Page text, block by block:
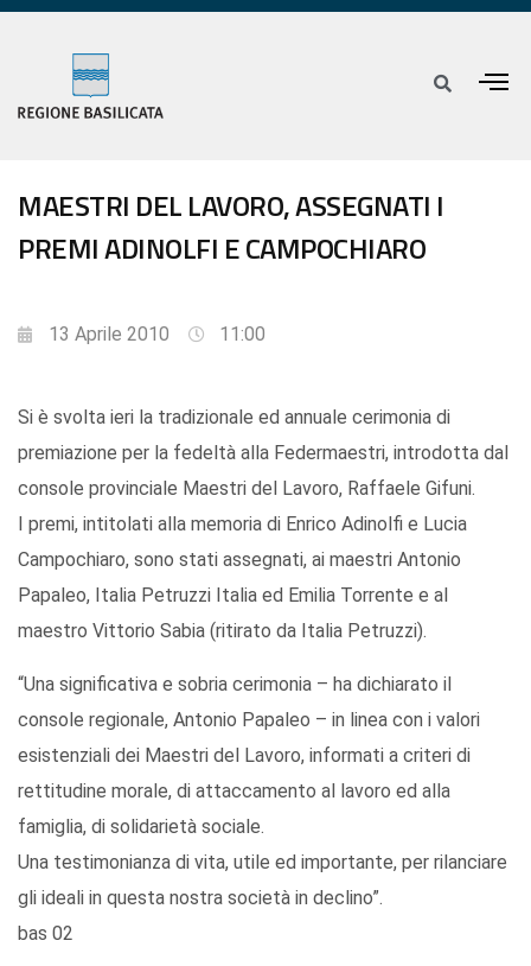
MAESTRI DEL LAVORO, ASSEGNATI I
PREMI ADINOLFI E CAMPOCHIARO
13 Aprile 2010 11:00
Si è svolta ieri la tradizionale ed annuale cerimonia di
premiazione per la fedeltà alla Federmaestri, introdotta dal
console provinciale Maestri del Lavoro, Raffaele Gifuni.
I premi, intitolati alla memoria di Enrico Adinolfi e Lucia
Campochiaro, sono stati assegnati, ai maestri Antonio
Papaleo, Italia Petruzzi Italia ed Emilia Torrente e al
maestro Vittorio Sabia (ritirato da Italia Petruzzi).
“Una significativa e sobria cerimonia – ha dichiarato il
console regionale, Antonio Papaleo – in linea con i valori
esistenziali dei Maestri del Lavoro, informati a criteri di
rettitudine morale, di attaccamento al lavoro ed alla
famiglia, di solidarietà sociale.
Una testimonianza di vita, utile ed importante, per rilanciare
gli ideali in questa nostra società in declino”.
bas 02